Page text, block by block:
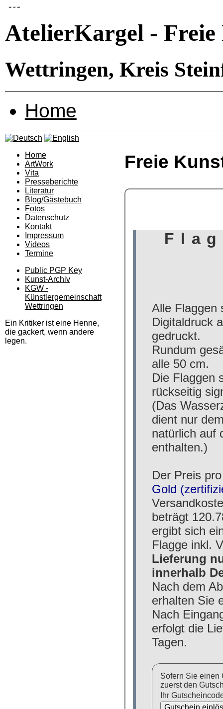
AtelierKargel -
Wettringen, Kreis
Home
Freie
Home
ArtWork
Vita
Presseberichte
Literatur
Blog/Gästebuch
Fotos
Datenschutz
Kontakt
Impressum
Videos
Termine
Public PGP Key
Kunst-Archiv
KGW -
Künstlergemeinschaft
Wettringen
Ein Kritiker ist eine Henne,
die gackert, wenn andere
legen.